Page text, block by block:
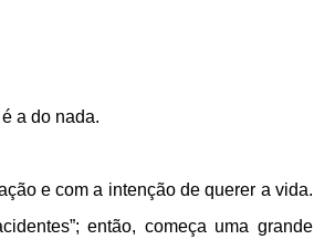
a do nada.
e com a intenção de querer a vida.
então, começa uma grande